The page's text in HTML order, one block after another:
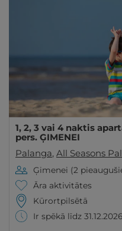
1, 2, 3 vai 4 naktis
pers. ĢIMENEI
Palanga, All Seasons
Ģimenei (2
Āra aktivitātes
Kūrortpilsētā
Ir spēkā līdz 31.12.2026